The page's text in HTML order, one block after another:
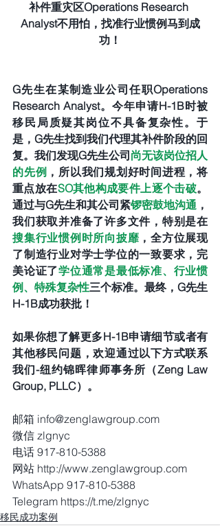
补件重灾区Operations Research
Analyst不用怕，找准行业惯例马到成
功！
G先生在某制造业公司任职Operations
Research Analyst。今年申请H-1B时被
移民局质疑其岗位不具备复杂性。于
是，G先生找到我们代理其补件阶段的回
复。我们发现G先生公司 尚无该岗位招人
的先例 ，所以我们规划好时间进程，将
重点放在SO其他构成要件上逐个击破。
通过与G先生和其公司紧锣密鼓地沟通 ，
我们获取并准备了许多文件，特别是在
搜集行业惯例时所向披靡 ，全方位展现
了制造行业对学士学位的一致要求，完
美论证了学位通常是最低标准、行业惯
例、特殊复杂性三个标准。最终，G先生
H-1B成功获批！
如果你想了解更多H-1B申请细节或者有
其他移民问题，欢迎通过以下方式联系
我们-纽约锦晖律师事务所（Zeng Law
Group, PLLC）。
邮箱 info@zenglawgroup.com
微信 zlgnyc
电话 917-810-5388
网站 http://www.zenglawgroup.com
WhatsApp 917-810-5388
Telegram https://t.me/zlgnyc
移民成功案例